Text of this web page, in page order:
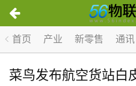
首页 产业 新零售 通讯
菜鸟发布航空货站白